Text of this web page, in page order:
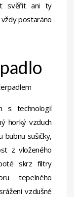
svěřit ani ty
postaráno
s technologií
horký vzduch
sušičky,
z vloženého
skrz filtry
tepelného
vzdušné